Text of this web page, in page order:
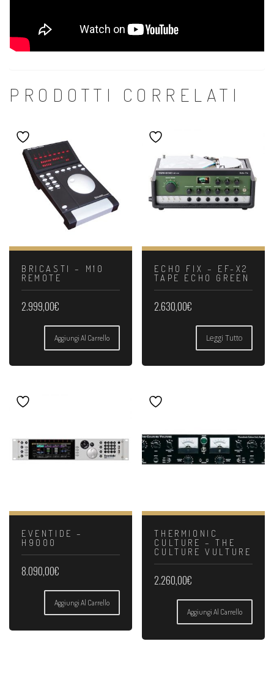
PRODOTTI CORRELATI
BRICASTI – M10
REMOTE
2.999,00€
Aggiungi Al Carrello
ECHO FIX – EF-X2
TAPE ECHO GREEN
2.630,00€
Leggi Tutto
EVENTIDE –
H9000
8.090,00€
Aggiungi Al Carrello
THERMIONIC
CULTURE – THE
CULTURE VULTURE
2.260,00€
Aggiungi Al Carrello